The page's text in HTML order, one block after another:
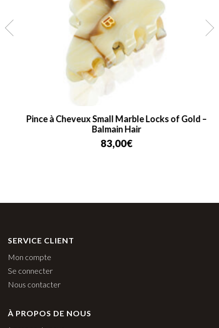
Pince à Cheveux Small Marble Locks of Gold –
Balmain Hair
83,00€
SERVICE CLIENT
Mon compte
Se connecter
Nous contacter
À PROPOS DE NOUS